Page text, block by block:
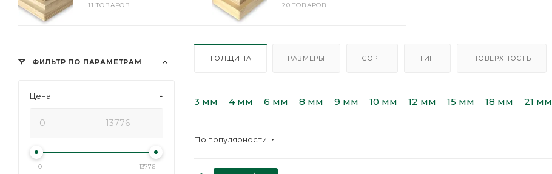
11 ТОВАРОВ 20 ТОВАРОВ
ТОЛЩИНА РАЗМЕРЫ СОРТ ТИП ПОВЕРХНОСТЬ
3 мм 4 мм 6 мм 8 мм 9 мм 10 мм 12 мм 15 мм 18 мм 21 мм
По популярности
ФИЛЬТР ПО ПАРАМЕТРАМ
Цена
0 13776